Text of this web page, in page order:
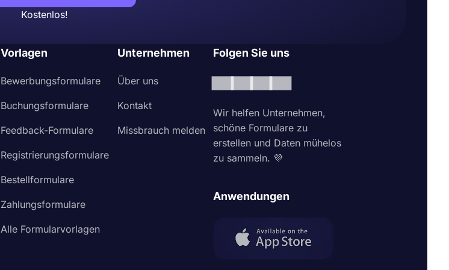
Kostenlos!
Vorlagen
Bewerbungsformulare
Buchungsformulare
Feedback-Formulare
Registrierungsformulare
Bestellformulare
Zahlungsformulare
Alle Formularvorlagen
Unternehmen
Über uns
Kontakt
Missbrauch melden
Folgen Sie uns
Wir helfen Unternehmen,
schöne Formulare zu
erstellen und Daten mühelos
zu sammeln. 💜
Anwendungen